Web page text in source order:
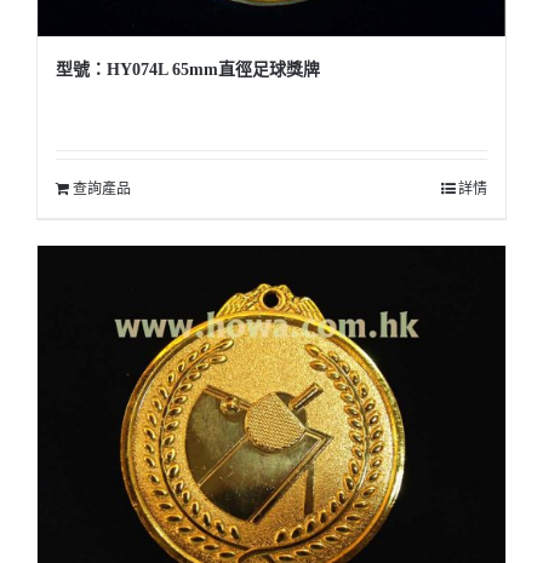
型號：HY074L 65mm直徑足球獎牌
查詢產品 詳情